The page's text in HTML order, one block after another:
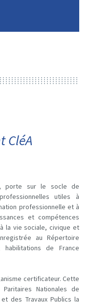
CléA
porte sur le socle de
utiles à
professionnelle et à
et compétences
la vie sociale, civique et
au Répertoire
de France
certificateur. Cette
Paritaires Nationales de
des Travaux Publics la